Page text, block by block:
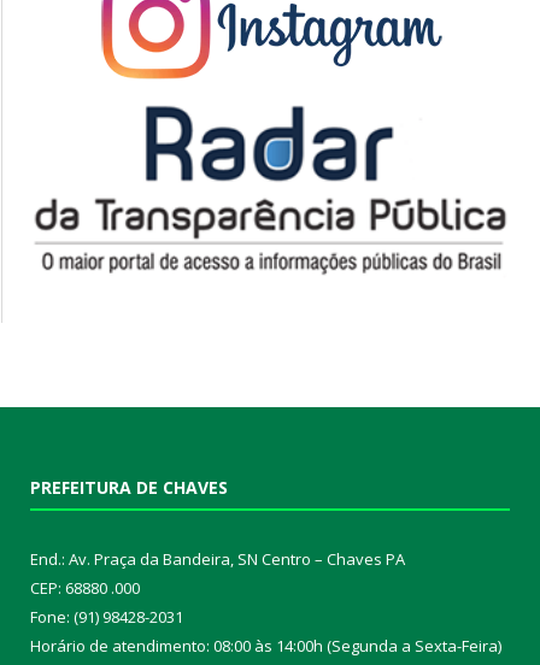
PREFEITURA DE CHAVES
End.: Av. Praça da Bandeira, SN Centro – Chaves PA
CEP: 68880 .000
Fone: (91) 98428-2031
Horário de atendimento: 08:00 às 14:00h (Segunda a Sexta-Feira)